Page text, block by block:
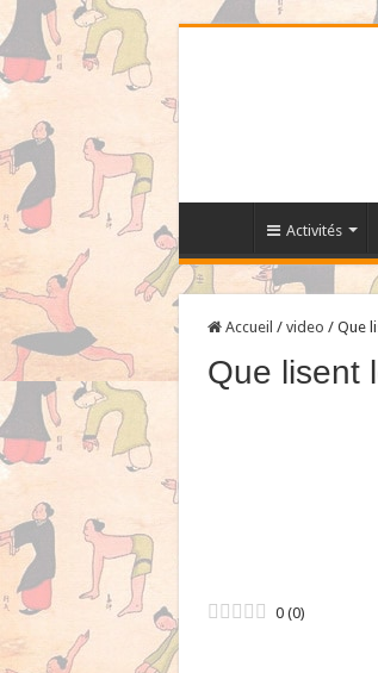
Activités
Accueil / video / Que
Que lisent
0 (0)